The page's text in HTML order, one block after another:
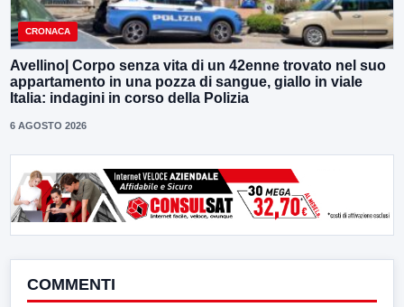
CRONACA
Avellino| Corpo senza vita di un 42enne trovato nel suo
appartamento in una pozza di sangue, giallo in viale
Italia: indagini in corso della Polizia
6 AGOSTO 2026
COMMENTI